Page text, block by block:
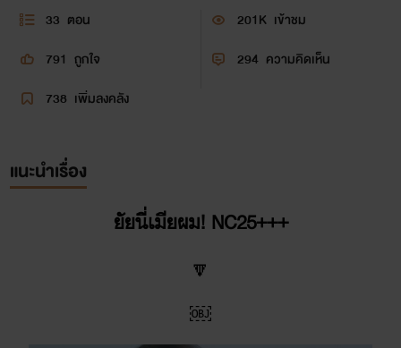
33 ตอน 201K เข้าชม
791 ถูกใจ 294 ความคิดเห็น
738 เพิ่มลงคลัง
แนะนำเรื่อง
ยัยนี่เมียผม! NC25+++
🔽
￼